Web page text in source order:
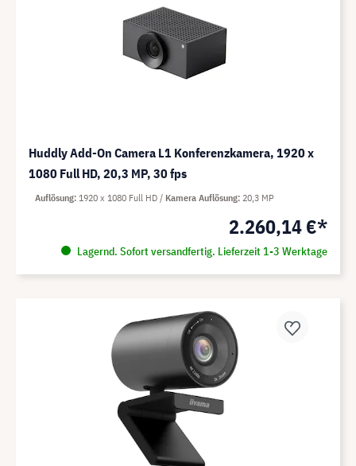
Huddly Add-On Camera L1 Konferenzkamera, 1920 x
1080 Full HD, 20,3 MP, 30 fps
2.260,14 €*
Lagernd. Sofort versandfertig. Lieferzeit 1-3 Werktage
Auflösung 1920 x 1080 Full HD Kamera Auflösung 20,3 MP